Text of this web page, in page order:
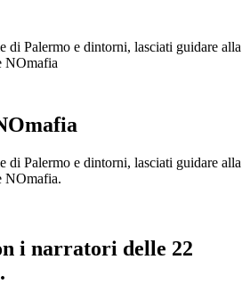
di Palermo e dintorni, lasciati guidare alla
NOmafia
di Palermo e dintorni, lasciati guidare alla
NOmafia.
i narratori delle 22